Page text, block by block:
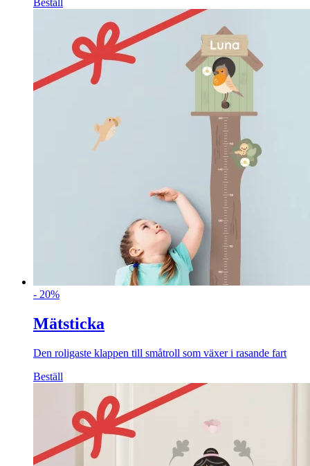
Beställ
- 20%
Mätsticka
Den roligaste klappen till småtroll som växer i rasande fart
Beställ